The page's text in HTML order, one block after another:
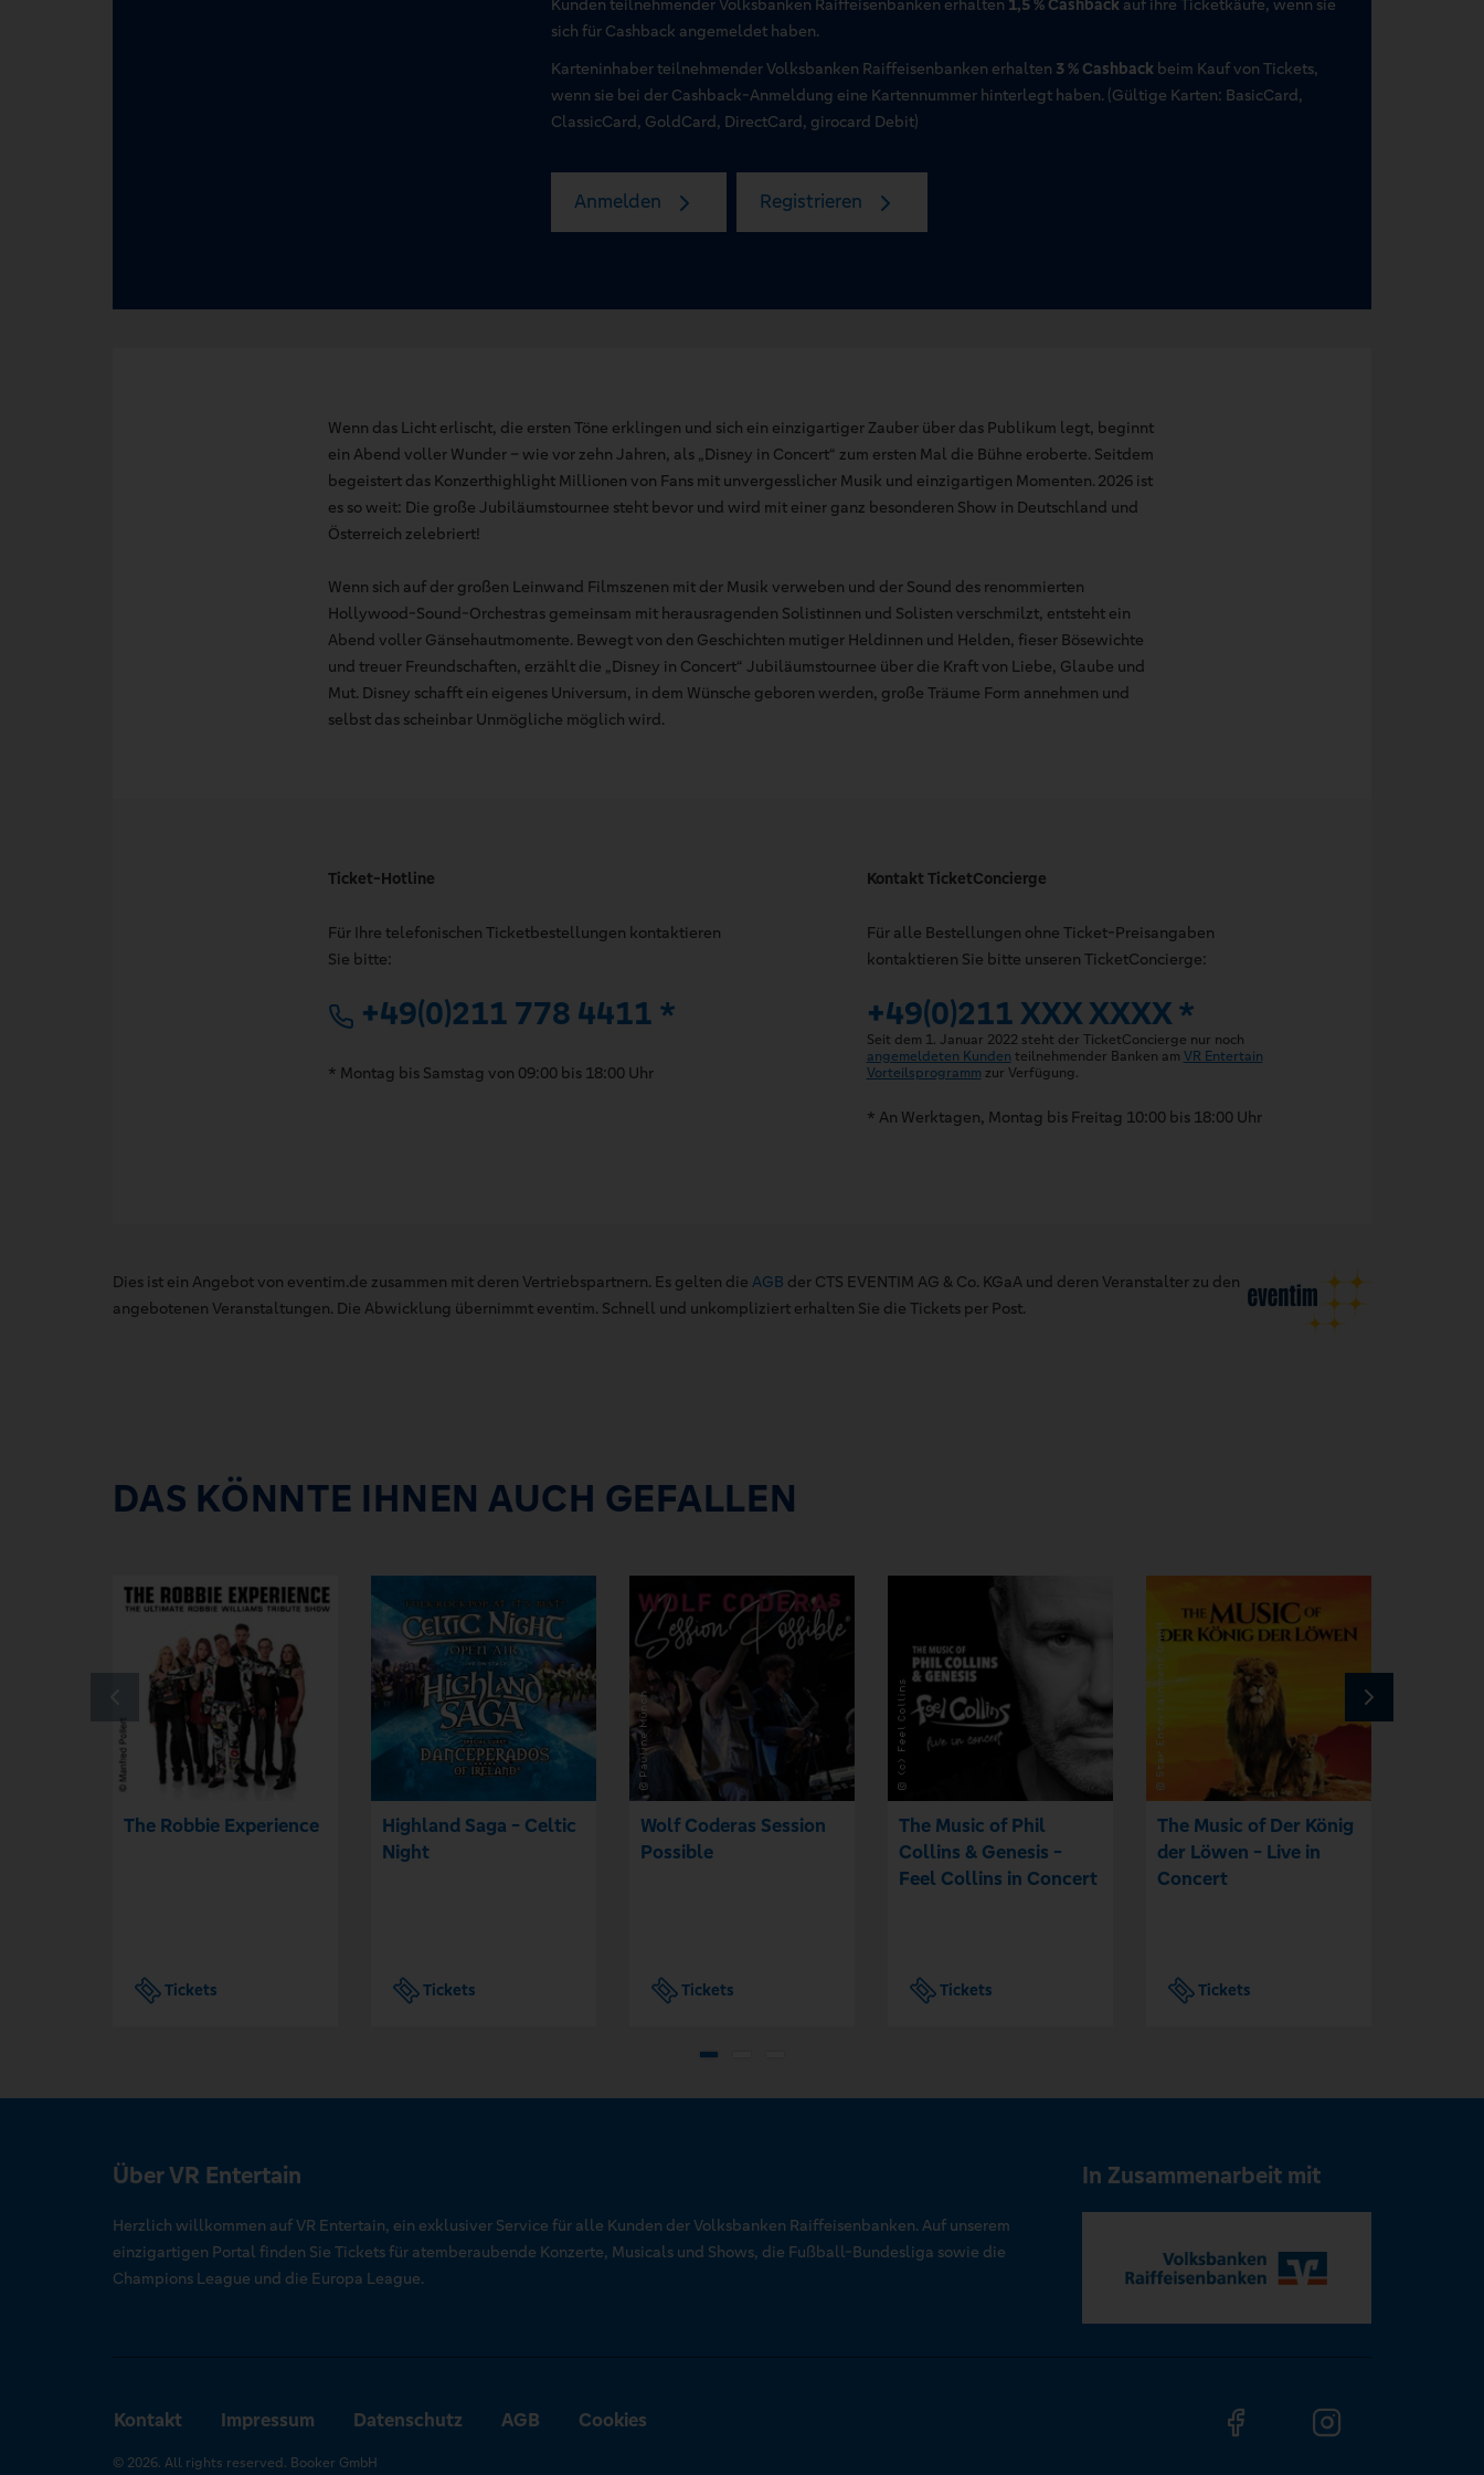
Kunden teilnehmender Volksbanken Raiffeisenbanken erhalten 1,5 % Cashbackauf ihre Ticketkäufe, wenn sie
sich für Cashback angemeldet haben.
Karteninhaber teilnehmender Volksbanken Raiffeisenbanken erhalten 3 % Cashbackbeim Kauf von Tickets,
wenn sie bei der Cashback-Anmeldung eine Kartennummer hinterlegt haben. (Gültige Karten: BasicCard,
ClassicCard, GoldCard, DirectCard, girocard Debit)
Anmelden Registrieren
Wenn das Licht erlischt, die ersten Töne erklingen und sich ein einzigartiger Zauber über das Publikum legt, beginnt
ein Abend voller Wunder – wie vor zehn Jahren, als „Disney in Concert“ zum ersten Mal die Bühne eroberte. Seitdem
begeistert das Konzerthighlight Millionen von Fans mit unvergesslicher Musik und einzigartigen Momenten. 2026 ist
es so weit: Die große Jubiläumstournee steht bevor und wird mit einer ganz besonderen Show in Deutschland und
Österreich zelebriert!
Wenn sich auf der großen Leinwand Filmszenen mit der Musik verweben und der Sound des renommierten
Hollywood-Sound-Orchestras gemeinsam mit herausragenden Solistinnen und Solisten verschmilzt, entsteht ein
Abend voller Gänsehautmomente. Bewegt von den Geschichten mutiger Heldinnen und Helden, fieser Bösewichte
und treuer Freundschaften, erzählt die „Disney in Concert“ Jubiläumstournee über die Kraft von Liebe, Glaube und
Mut. Disney schafft ein eigenes Universum, in dem Wünsche geboren werden, große Träume Form annehmen und
selbst das scheinbar Unmögliche möglich wird.
Ticket-Hotline
Für Ihre telefonischen Ticketbestellungen kontaktieren
Sie bitte:
+49(0)211 778 4411 *
* Montag bis Samstag von 09:00 bis 18:00 Uhr
Kontakt TicketConcierge
Für alle Bestellungen ohne Ticket-Preisangaben
kontaktieren Sie bitte unseren TicketConcierge:
+49(0)211 XXX XXXX *
Seit dem 1. Januar 2022 steht der TicketConcierge nur noch
angemeldeten Kunden teilnehmender Banken am VR Entertain
Vorteilsprogramm zur Verfügung.
* An Werktagen, Montag bis Freitag 10:00 bis 18:00 Uhr
Dies ist ein Angebot von eventim.de zusammen mit deren Vertriebspartnern. Es gelten die AGB der CTS EVENTIM AG & Co. KGaA und deren Veranstalter zu den
angebotenen Veranstaltungen. Die Abwicklung übernimmt eventim. Schnell und unkompliziert erhalten Sie die Tickets per Post.
DAS KÖNNTE IHNEN AUCH GEFALLEN
The Robbie Experience
Tickets
Highland Saga - Celtic
Night
Tickets
Wolf Coderas Session
Possible
Tickets
The Music of Phil
Collins & Genesis -
Feel Collins in Concert
Tickets
The Music of Der König
der Löwen - Live in
Concert
Tickets
Über VR Entertain
Herzlich willkommen auf VR Entertain, ein exklusiver Service für alle Kunden der Volksbanken Raiffeisenbanken. Auf unserem
einzigartigen Portal finden Sie Tickets für atemberaubende Konzerte, Musicals und Shows, die Fußball-Bundesliga sowie die
Champions League und die Europa League.
In Zusammenarbeit mit
Kontakt Impressum Datenschutz AGB Cookies
© 2026. All rights reserved. Booker GmbH